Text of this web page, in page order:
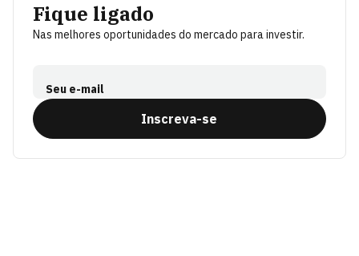
Fique ligado
Nas melhores oportunidades do mercado para investir.
Seu e-mail
Inscreva-se